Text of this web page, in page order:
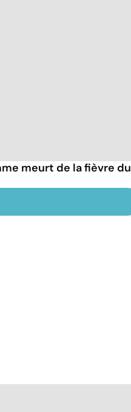
meurt de la fièvre du